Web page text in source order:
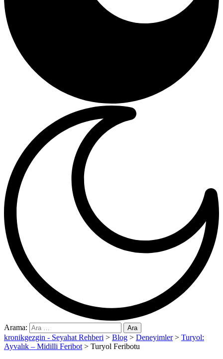
Arama:
kronikgezgin - Seyahat Rehberi > Blog > Deneyimler> Turyol:
Ayvalık – Midilli Feribot > Turyol Feribotu